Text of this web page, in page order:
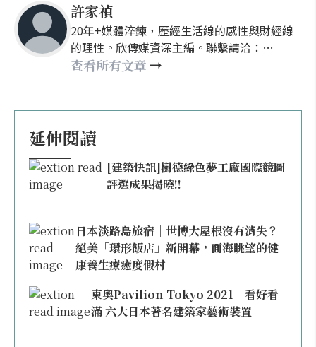
許家禎
20年+媒體淬鍊，歷經生活線的感性與財經線
的理性。欣傳媒資深主編。聯繫請洽：
nellyhsu@xinmedia.com
查看所有文章
延伸閱讀
[建築快訊]樹德綠色夢工廠國際競圖
評選成果揭曉!!
日本淡路島旅宿｜世博大屋根沒有消失？
絕美「環形飯店」新開幕，面海眺望的健
康養生療癒度假村
東奧Pavilion Tokyo 2021－看好看
滿 六大日本著名建築家藝術裝置